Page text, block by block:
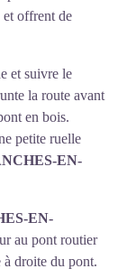
et offrent de
et suivre le
la route avant
en bois.
petite ruelle
EN-
EN-
au pont routier
droite du pont.